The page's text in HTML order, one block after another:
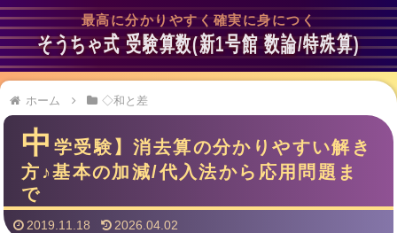
最高に分かりやすく確実に身につく
そうちゃ式 受験算数(新1号館 数論/特殊算)
ホーム ◇和と差
中 学受験】消去算の分かりやすい解き
方♪基本の加減/代入法から応用問題ま
で
2019.11.18 2026.04.02